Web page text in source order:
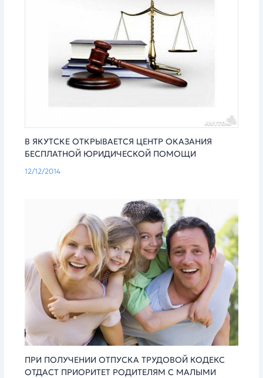
В ЯКУТСКЕ ОТКРЫВАЕТСЯ ЦЕНТР ОКАЗАНИЯ
БЕСПЛАТНОЙ ЮРИДИЧЕСКОЙ ПОМОЩИ
12/12/2014
ПРИ ПОЛУЧЕНИИ ОТПУСКА ТРУДОВОЙ КОДЕКС
ОТДАСТ ПРИОРИТЕТ РОДИТЕЛЯМ С МАЛЫМИ